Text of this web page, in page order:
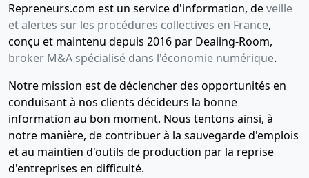
Repreneurs.com est un service d'information, deveille
et alertes sur les procédures collectives en France,
conçu et maintenu depuis 2016 par Dealing-Room,
broker M&A spécialisé dans l'économie numérique.
Notre mission est de déclencher des opportunités en
conduisant à nos clients décideurs la bonne
information au bon moment. Nous tentons ainsi, à
notre manière, de contribuer à la sauvegarde d'emplois
et au maintien d'outils de production par la reprise
d'entreprises en difficulté.